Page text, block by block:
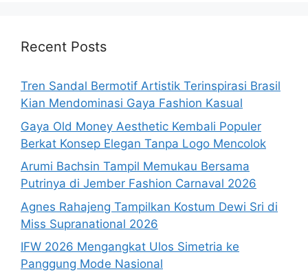
Recent Posts
Tren Sandal Bermotif Artistik Terinspirasi Brasil
Kian Mendominasi Gaya Fashion Kasual
Gaya Old Money Aesthetic Kembali Populer
Berkat Konsep Elegan Tanpa Logo Mencolok
Arumi Bachsin Tampil Memukau Bersama
Putrinya di Jember Fashion Carnaval 2026
Agnes Rahajeng Tampilkan Kostum Dewi Sri di
Miss Supranational 2026
IFW 2026 Mengangkat Ulos Simetria ke
Panggung Mode Nasional